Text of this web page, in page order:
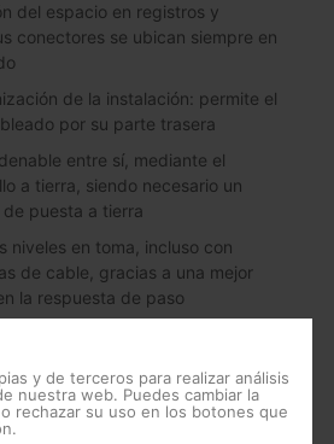
del espacio en registros y
conectores se ubican siempre en
de la instalación: permite el
por su parte trasera
entre sí, mediante el
a tierra, siendo necesario un
puesta a tierra
niveles en toma, incluso con
de cable, gracias a una mejor
la respuesta de paso
fabricación en línea robotizada
de paso
(clase A), fabricado en Zamak
y de terceros para realizar análisis
nuestra web. Puedes cambiar la
rechazar su uso en los botones que